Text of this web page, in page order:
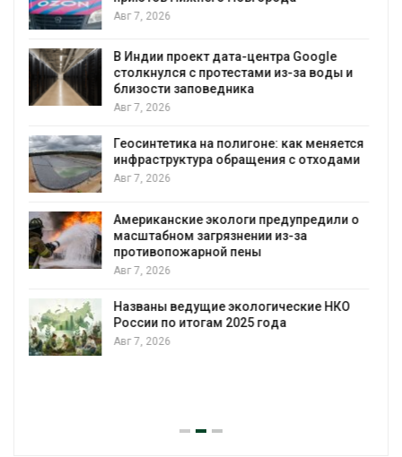
воды и
меняется
отходами
о
НКО
Солнечные панели над каналами
воду
Авг 7, 2026
Авг 7, 2026
уборку контейнерных площадок
Авг 7, 2026
воды
Авг 6, 2026